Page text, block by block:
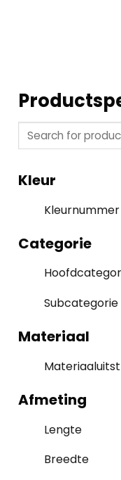
Kleur
Kleurnummer
Categorie
Subcategorie
Materiaal
Afmeting
Lengte
Breedte